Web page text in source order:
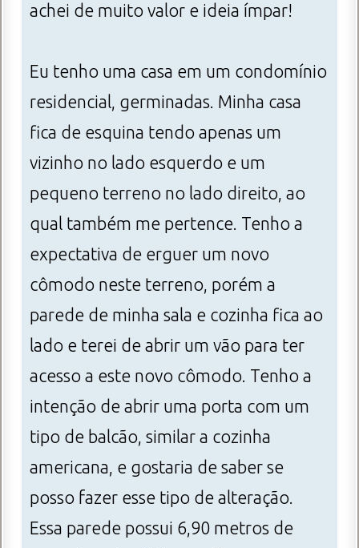
achei de muito valor e ideia ímpar!
Eu tenho uma casa em um condomínio
residencial, germinadas. Minha casa
fica de esquina tendo apenas um
vizinho no lado esquerdo e um
pequeno terreno no lado direito, ao
qual também me pertence. Tenho a
expectativa de erguer um novo
cômodo neste terreno, porém a
parede de minha sala e cozinha fica ao
lado e terei de abrir um vão para ter
acesso a este novo cômodo. Tenho a
intenção de abrir uma porta com um
tipo de balcão, similar a cozinha
americana, e gostaria de saber se
posso fazer esse tipo de alteração.
Essa parede possui 6,90 metros de